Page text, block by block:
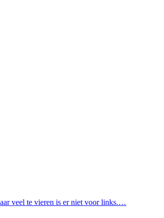
veel te vieren is er niet voor links.…